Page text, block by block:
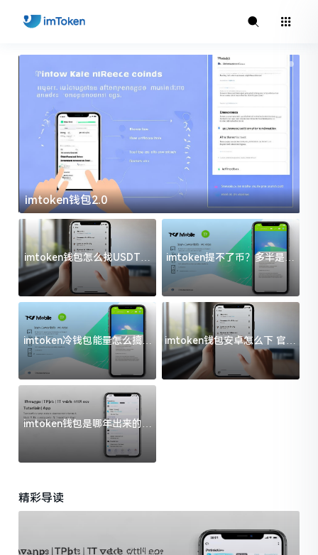
imtoken钱包2.0
imtoken钱包怎么找USDT地
址？三步搞定不踩坑
imtoken提不了币？多半是这
几件事没处理好
imtoken冷钱包能量怎么搞？
过来人告诉你门道
imtoken钱包安卓怎么下 官方
渠道避坑指南
imtoken钱包是哪年出来的？
一文给你说清楚
精彩导读